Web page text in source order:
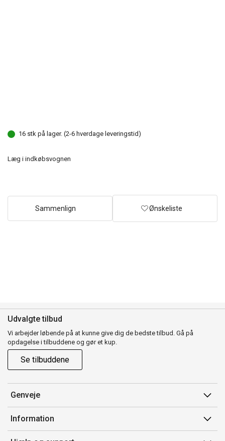
16 stk på lager. (2-6 hverdage leveringstid)
Læg i indkøbsvognen
Sammenlign Ønskeliste
Udvalgte tilbud
Vi arbejder løbende på at kunne give dig de bedste tilbud. Gå på
opdagelse i tilbuddene og gør et kup.
Se tilbuddene
Genveje
Min side
Ordrehistorik
Information
Salgsbetingelser